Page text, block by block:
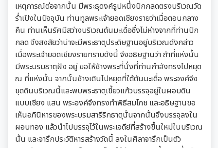
เหตุการณ์ต่อจากนั้น มีพระธุดงค์รูปหนึ่งปักกลดตรงบริเวณวัด
ร่ำเปิงในปัจจุบัน ท่านทูลพระเจ้ายอดเชียงรายว่าเมื่อตอนกลาง
คืน ท่านเห็นรัศมีสว่างบริเวณต้นมะเดื่อซึ่งไม่ห่างจากที่ท่านปัก
กลด จึงสงสัยว่าน่าจะมีพระธาตุประดิษฐานอยู่บริเวณดังกล่าว
เมื่อพระเจ้ายอดเชียงรายทราบดังนี้ จึงอธิษฐานว่า ถ้าที่แห่งนั้น
มีพระบรมธาตุฝัง อยู่ ขอให้ช้างพระที่นั่งที่ท่านกำลังทรงไปหยุด
ณ ที่แห่งนั้น จากนั้นช้างเดินไปหยุดที่ใต้ต้นมะเดื่อ พระองค์จึง
ขุดดินบริเวณนี้และพบพระธาตุเขี้ยวแก้วบรรจุอยู่ในผอบดิน
แบบเชียง แสน พระองค์จึงทรงทำพิธีสมโภช และอธิษฐานขอ
เห็นอภินิหารของพระบรมสารีริกธาตุนั้นจากนั้นจึงบรรจุลงใน
ผอบทอง แล้วนำไปบรรจุไว้ในพระเจดีย์ที่สร้างขึ้นใหม่ในบริเวณ
นั้น และจารึกประวัติหารสร้างวัดนี้ ลงในศิลาจารึกเป็นตัว